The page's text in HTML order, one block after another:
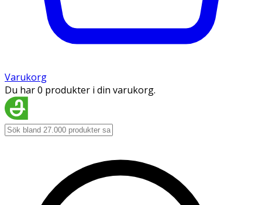
Varukorg
Du har 0 produkter i din varukorg.